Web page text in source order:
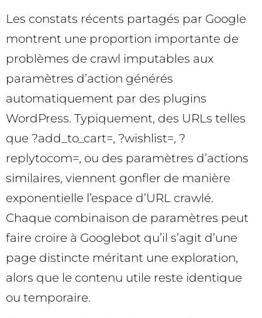
Les constats récents partagés par Google
montrent une proportion importante de
problèmes de crawl imputables aux
paramètres d’action générés
automatiquement par des plugins
WordPress. Typiquement, des URLs telles
que ?add_to_cart=, ?wishlist=, ?
replytocom=, ou des paramètres d’actions
similaires, viennent gonfler de manière
exponentielle l’espace d’URL crawlé.
Chaque combinaison de paramètres peut
faire croire à Googlebot qu’il s’agit d’une
page distincte méritant une exploration,
alors que le contenu utile reste identique
ou temporaire.